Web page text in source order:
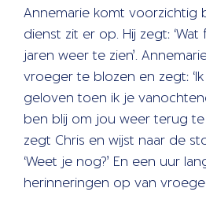
Annemarie komt voorzichtig
dienst zit er op. Hij zegt:
jaren weer te zien’.
vroeger te blozen en zegt:
geloven toen ik je
ben blij om jou weer terug te
zegt Chris en wijst naar de
‘Weet je nog?’ En een uur
herinneringen op van